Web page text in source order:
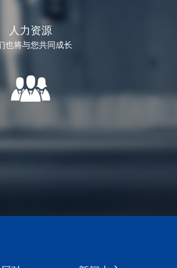
人力资源
也将与您共同成长